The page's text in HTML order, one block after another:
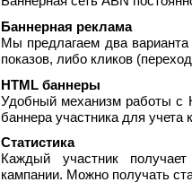
Баннерная реклама
Мы предлагаем два
показов, либо кликов
HTML баннеры
Удобный механизм работы с
баннера участника для
Статистика
Каждый участник
кампании. Можно получать